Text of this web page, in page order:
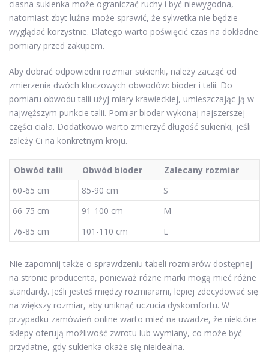
ciasna sukienka może ograniczać ruchy i być niewygodna,
natomiast zbyt luźna może sprawić, że sylwetka nie będzie
wyglądać korzystnie. Dlatego warto poświęcić czas na dokładne
pomiary przed zakupem.
Aby dobrać odpowiedni rozmiar sukienki, należy zacząć od
zmierzenia dwóch kluczowych obwodów: bioder i talii. Do
pomiaru obwodu talii użyj miary krawieckiej, umieszczając ją w
najwęższym punkcie talii. Pomiar bioder wykonaj najszerszej
części ciała. Dodatkowo warto zmierzyć długość sukienki, jeśli
zależy Ci na konkretnym kroju.
Obwód talii Obwód bioder
Zalecany rozmiar
60-65 cm
85-90 cm
S
66-75 cm
91-100 cm
M
76-85 cm
101-110 cm L
Nie zapomnij także o sprawdzeniu tabeli rozmiarów dostępnej
na stronie producenta, ponieważ różne marki mogą mieć różne
standardy. Jeśli jesteś między rozmiarami, lepiej zdecydować się
na większy rozmiar, aby uniknąć uczucia dyskomfortu. W
przypadku zamówień online warto mieć na uwadze, że niektóre
sklepy oferują możliwość zwrotu lub wymiany, co może być
przydatne, gdy sukienka okaże się nieidealna.